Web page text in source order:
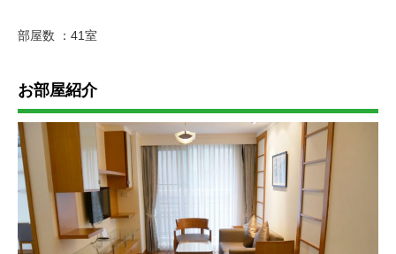
部屋数 ：41室
お部屋紹介